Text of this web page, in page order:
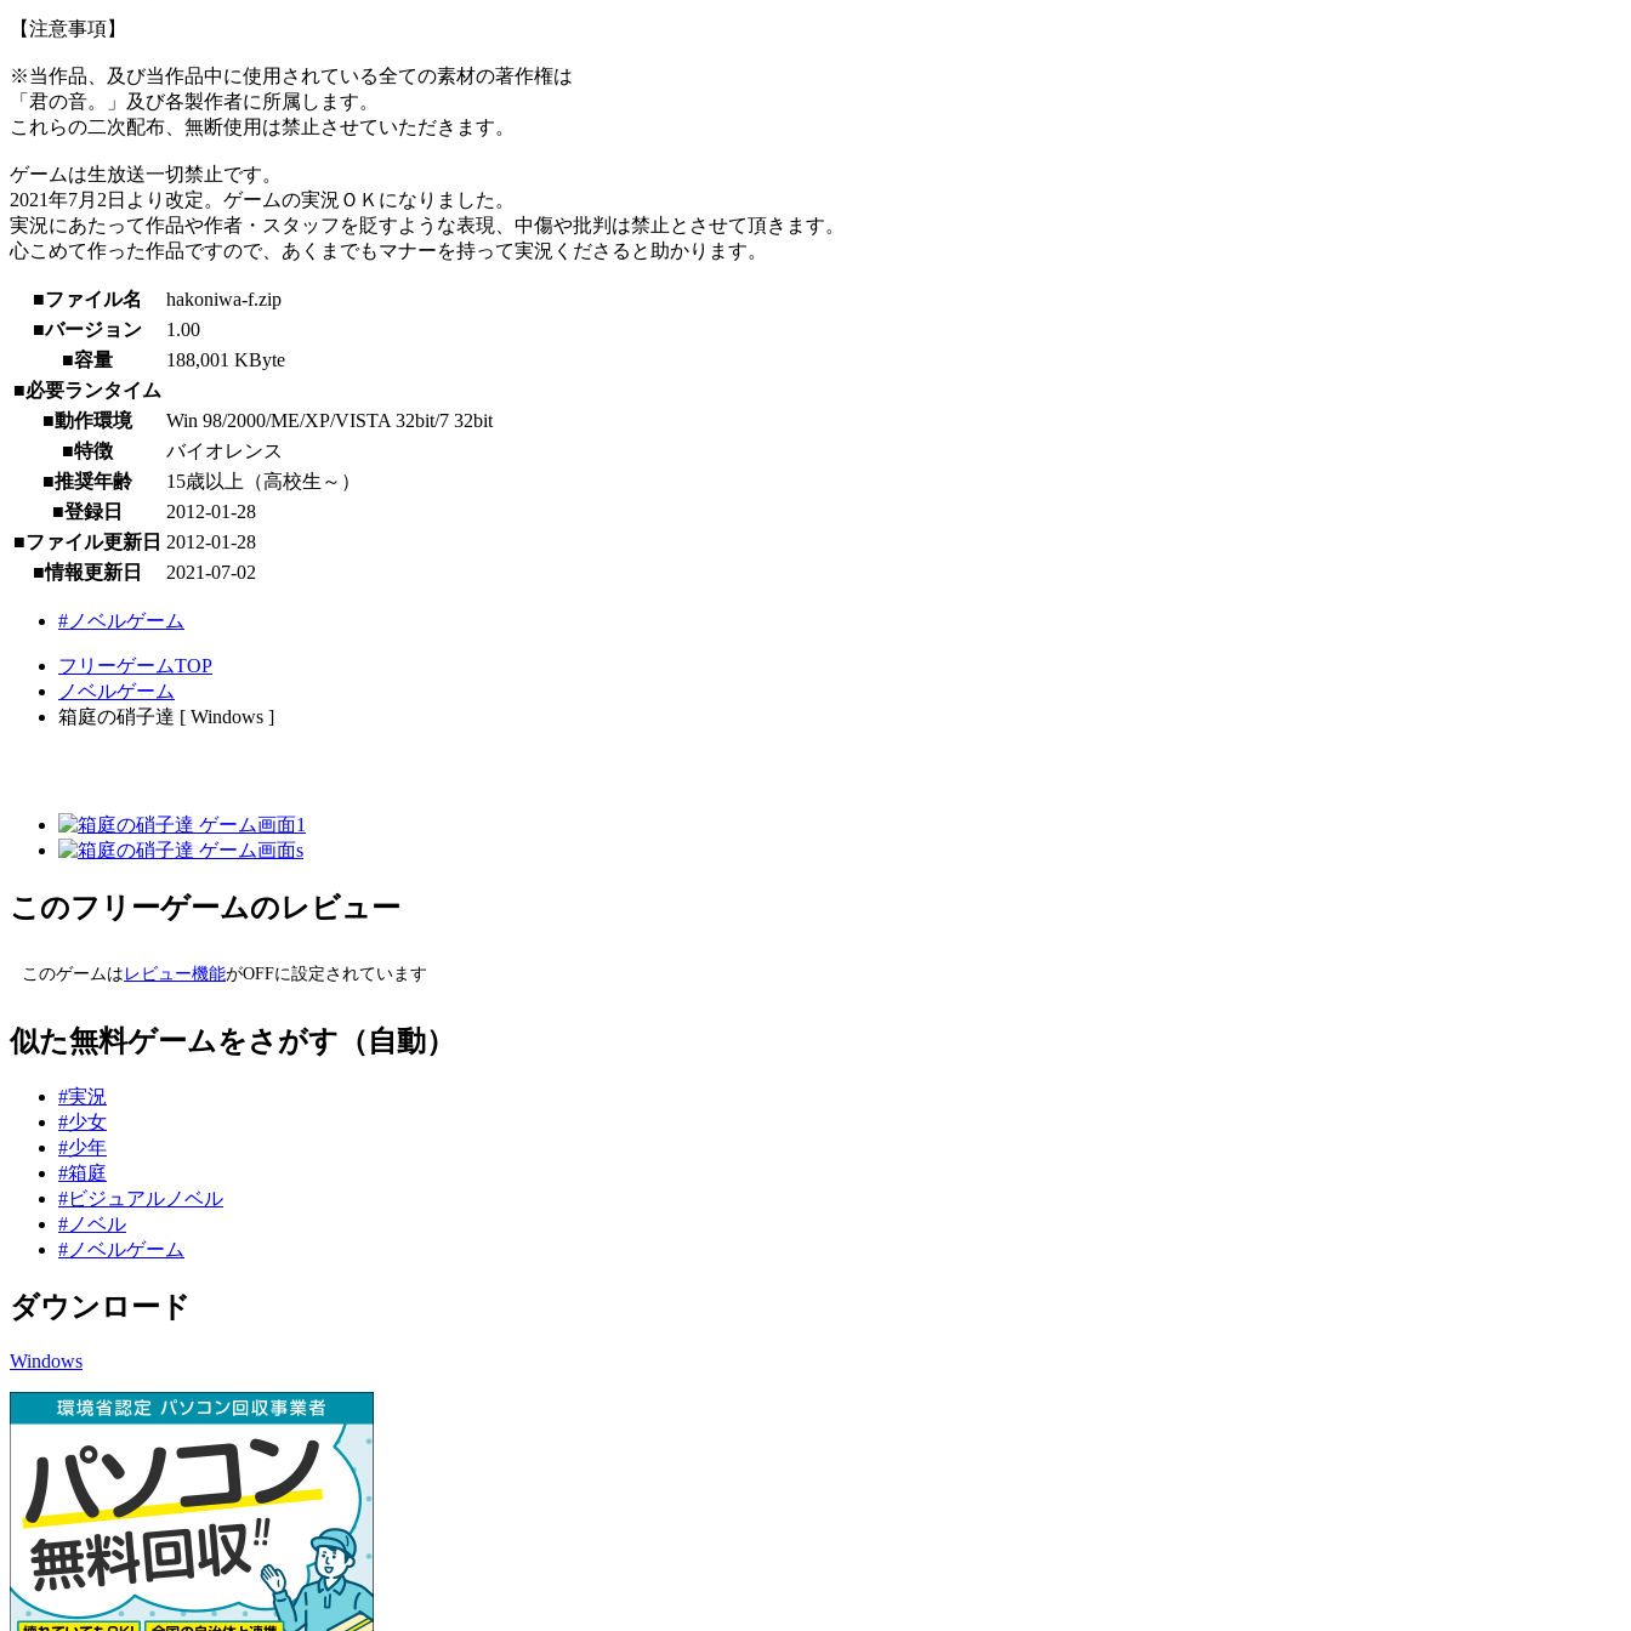
【注意事項】
※当作品、及び当作品中に使用されている全ての素材の著作権は
「君の音。」及び各製作者に所属します。
これらの二次配布、無断使用は禁止させていただきます。
ゲームは生放送一切禁止です。
2021年7月2日より改定。ゲームの実況ＯＫになりました。
実況にあたって作品や作者・スタッフを貶すような表現、中傷や批判は禁止とさせて頂きます。
心こめて作った作品ですので、あくまでもマナーを持って実況くださると助かります。
■ファイル名
hakoniwa-f.zip
■バージョン
1.00
■容量
188,001 KByte
■必要ランタイム
■動作環境
Win 98/2000/ME/XP/VISTA 32bit/7 32bit
■特徴
バイオレンス
■推奨年齢
15歳以上（高校生～）
■登録日
2012-01-28
■ファイル更新日 2012-01-28
■情報更新日
2021-07-02
#ノベルゲーム
フリーゲームTOP
ノベルゲーム
箱庭の硝子達 [ Windows ]
このフリーゲームのレビュー
このゲームは レビュー機能がOFFに設定されています
似た無料ゲームをさがす（自動）
#実況
#少女
#少年
#箱庭
#ビジュアルノベル
#ノベル
#ノベルゲーム
ダウンロード
Windows